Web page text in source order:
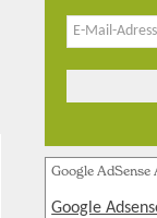
Google AdSense
Google